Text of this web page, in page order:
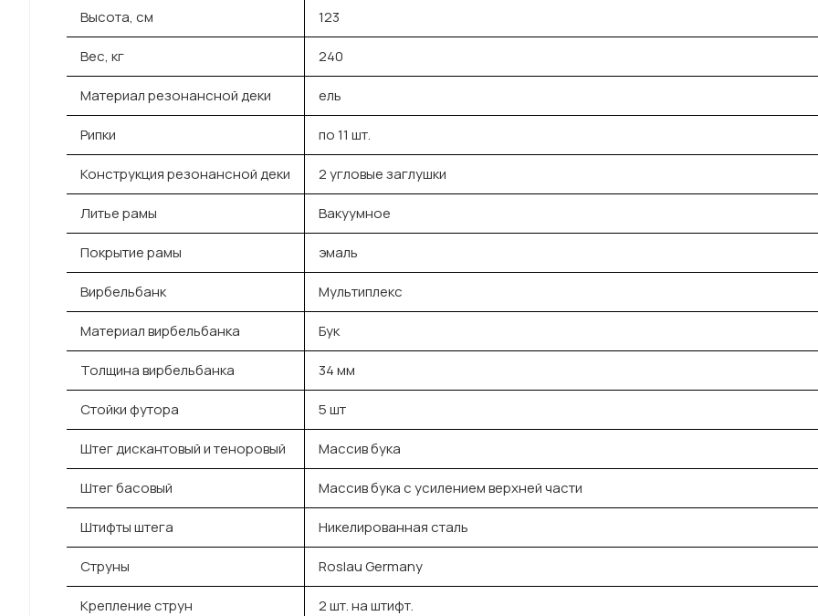
Высота, см 123
Вес, кг 240
Материал резонансной деки ель
Рипки по 11 шт.
Конструкция резонансной деки 2 угловые заглушки
Литье рамы Вакуумное
Покрытие рамы эмаль
Вирбельбанк Мультиплекс
Материал вирбельбанка Бук
Толщина вирбельбанка 34 мм
Стойки футора 5 шт
Штег дискантовый и теноровый Массив бука
Штег басовый Массив бука с усилением верхней части
Штифты штега Никелированная сталь
Струны Roslau Germany
Крепление струн 2 шт. на штифт.